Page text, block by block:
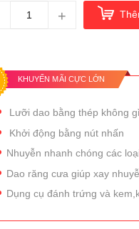
+
KHUYẾN MÃI CỰC LỚN
Lưỡi dao bằng thép không gỉ
Khởi động bằng nút nhấn
Nhuyễn nhanh chóng các
Dao răng cưa giúp xay
Dụng cụ đánh trứng và